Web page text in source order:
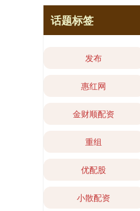
话题标签
发布
惠红网
金财顺配资
重组
优配股
小散配资